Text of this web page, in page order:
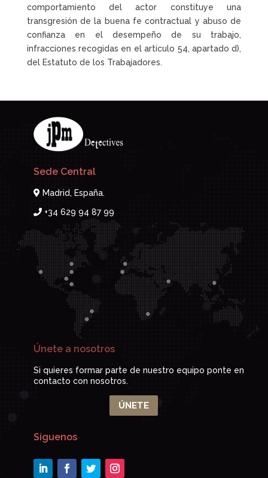
comportamiento del actor constituye una
transgresión de la buena fe contractual y abuso de
confianza en el desempeño de su trabajo,
infracciones recogidas en el artículo 54, apartado d),
del Estatuto de los Trabajadores.
Sede Central
Madrid, España.
+34 629 94 87 99
Únete a nosotros
Si quieres formar parte de nuestro equipo ponte en
contacto con nosotros.
ÚNETE
Síguenos